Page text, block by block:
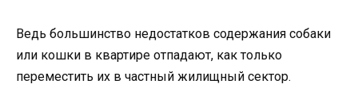
Ведь большинство недостатков содержания собаки
или кошки в квартире отпадают, как только
переместить их в частный жилищный сектор.